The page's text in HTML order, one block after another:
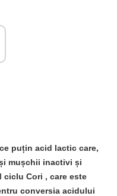
puțin acid lactic care,
mușchii inactivi și
ciclu Cori , care este
conversia acidului